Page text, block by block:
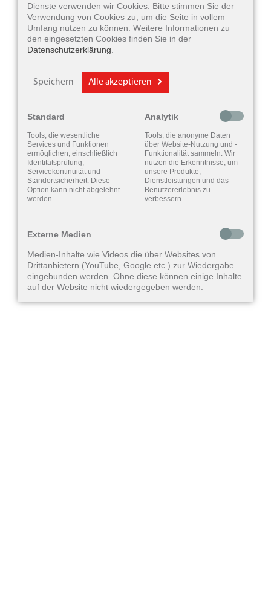
Dienste verwenden wir Cookies. Bitte stimmen Sie der
Verwendung von Cookies zu, um die Seite in vollem
Umfang nutzen zu können. Weitere Informationen zu
den eingesetzten Cookies finden Sie in der
Datenschutzerklärung
Speichern Alle akzeptieren
Standard
Tools, die wesentliche
Services und Funktionen
ermöglichen, einschließlich
Identitätsprüfung,
Servicekontinuität und
Standortsicherheit. Diese
Option kann nicht abgelehnt
werden.
Analytik
Tools, die anonyme Daten
über Website-Nutzung und -
Funktionalität sammeln. Wir
nutzen die Erkenntnisse, um
unsere Produkte,
Dienstleistungen und das
Benutzererlebnis zu
verbessern.
Externe Medien
Medien-Inhalte wie Videos die über Websites von
Drittanbietern (YouTube, Google etc.) zur Wiedergabe
eingebunden werden. Ohne diese können einige Inhalte
auf der Website nicht wiedergegeben werden.